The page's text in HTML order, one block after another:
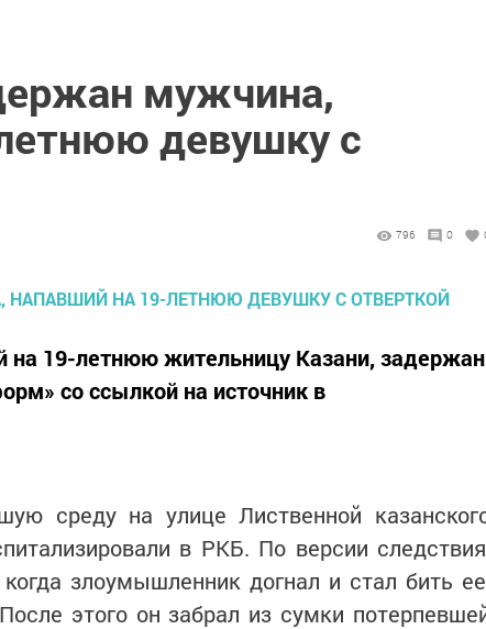
мужчина,
девушку с
796 0
на 19-летнюю жительницу Казани, задержан
со ссылкой на источник в
среду на улице Лиственной
в РКБ. По версии
злоумышленник догнал и стал бить
этого он забрал из сумки